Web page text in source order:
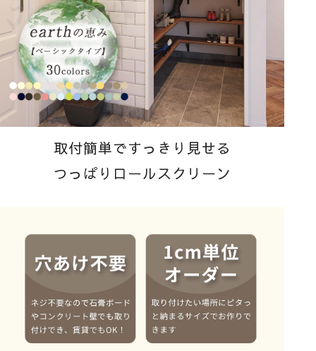
取付簡単ですっきり見せる
つっぱりロールスクリーン